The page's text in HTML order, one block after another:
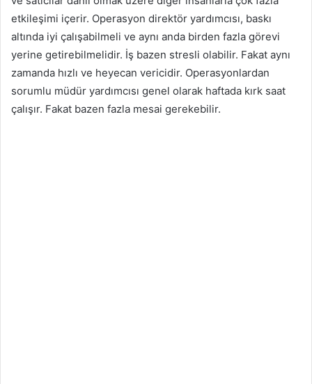
etkileşimi içerir. Operasyon direktör yardımcısı, baskı
altında iyi çalışabilmeli ve aynı anda birden fazla görevi
yerine getirebilmelidir. İş bazen stresli olabilir. Fakat aynı
zamanda hızlı ve heyecan vericidir. Operasyonlardan
sorumlu müdür yardımcısı genel olarak haftada kırk saat
çalışır. Fakat bazen fazla mesai gerekebilir.